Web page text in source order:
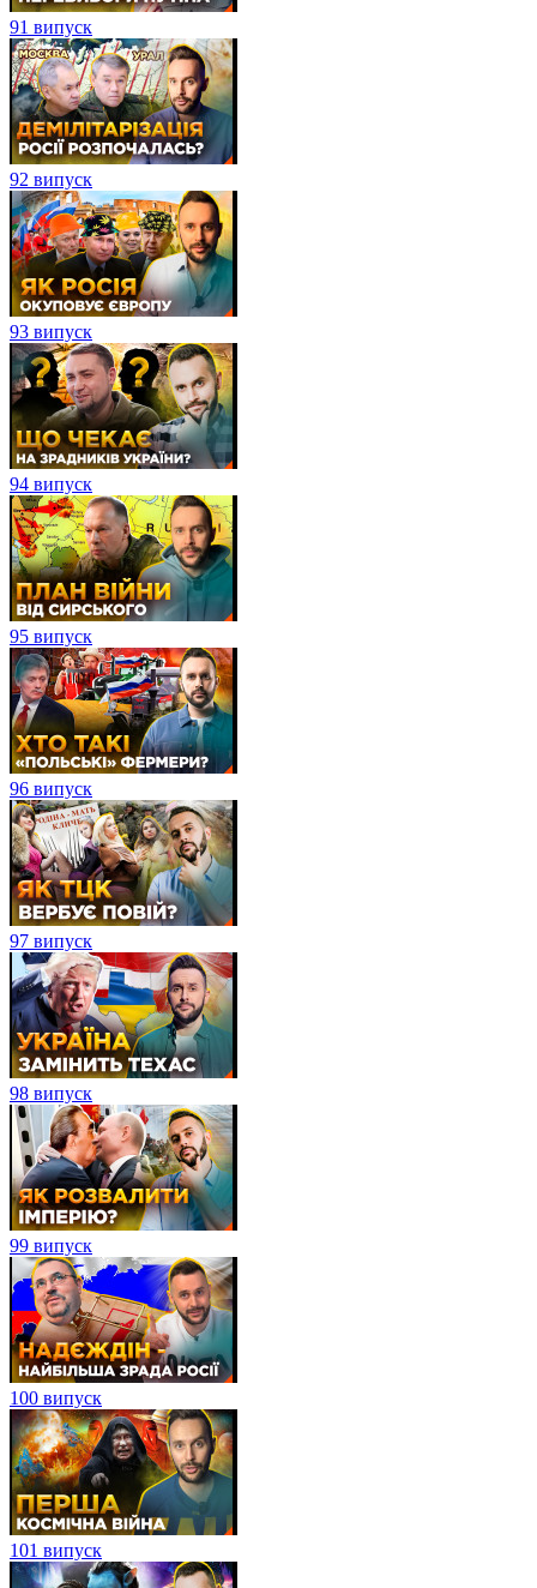
91 випуск
92 випуск
93 випуск
94 випуск
95 випуск
96 випуск
97 випуск
98 випуск
99 випуск
100 випуск
101 випуск